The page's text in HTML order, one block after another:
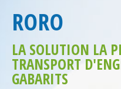
RORO
LA SOLUTION LA
TRANSPORT
GABARITS